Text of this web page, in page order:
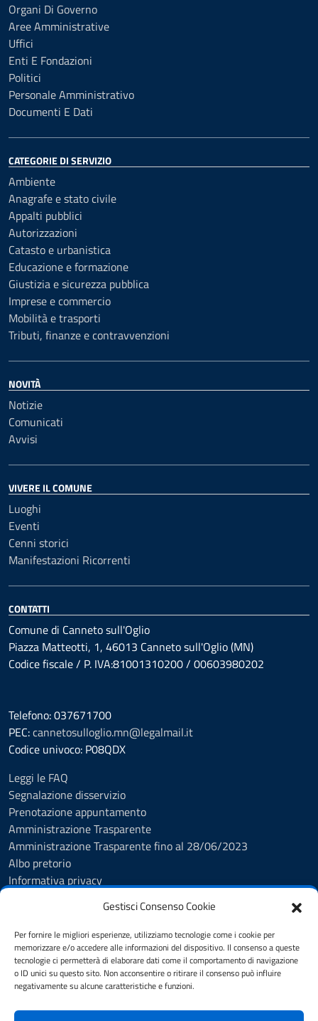
Gestisci Consenso Cookie
Per fornire le migliori esperienze, utilizziamo tecnologie come i cookie per
memorizzare e/o accedere alle informazioni del dispositivo. Il consenso a queste
tecnologie ci permetterà di elaborare dati come il comportamento di navigazione
o ID unici su questo sito. Non acconsentire o ritirare il consenso può influire
negativamente su alcune caratteristiche e funzioni.
Organi Di Governo
Aree Amministrative
Uffici
Enti E Fondazioni
Politici
Personale Amministrativo
Documenti E Dati
CATEGORIE DI SERVIZIO
Ambiente
Anagrafe e stato civile
Appalti pubblici
Autorizzazioni
Catasto e urbanistica
Educazione e formazione
Giustizia e sicurezza pubblica
Imprese e commercio
Mobilità e trasporti
Tributi, finanze e contravvenzioni
NOVITÀ
Notizie
Comunicati
Avvisi
VIVERE IL COMUNE
Luoghi
Eventi
Cenni storici
Manifestazioni Ricorrenti
CONTATTI
Comune di Canneto sull'Oglio
Piazza Matteotti, 1, 46013 Canneto sull'Oglio (MN)
Codice fiscale / P. IVA:81001310200 / 00603980202
Telefono: 037671700
PEC:cannetosulloglio.mn@legalmail.it
Codice univoco: P08QDX
Leggi le FAQ
Segnalazione disservizio
Prenotazione appuntamento
Amministrazione Trasparente
Amministrazione Trasparente fino al 28/06/2023
Albo pretorio
Informativa privacy
Feedback Accessibilità
Dichiarazione di accessibilità
Obiettivi di accessibilità
Piano di Miglioramento dei Servizi